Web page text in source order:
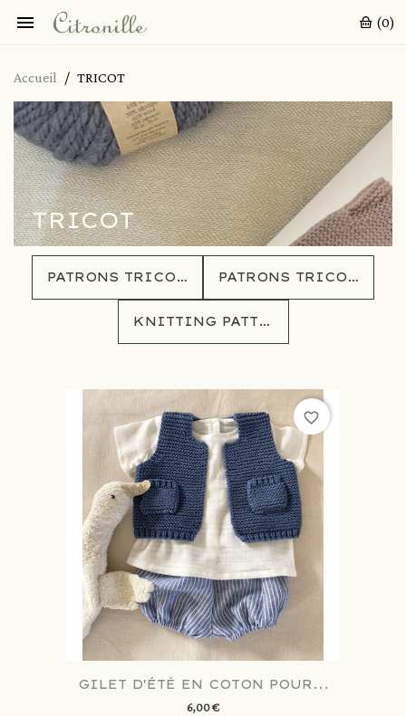
 (0)
Accueil TRICOT
TRICOT
PATRONS TRICOT À TÉLÉCHARGER PATRONS TRICOT EN FRANÇAIS
KNITTING PATTERNS IN ENGLISH
GILET D'ÉTÉ EN COTON POUR...
6,00 €
favorite_border